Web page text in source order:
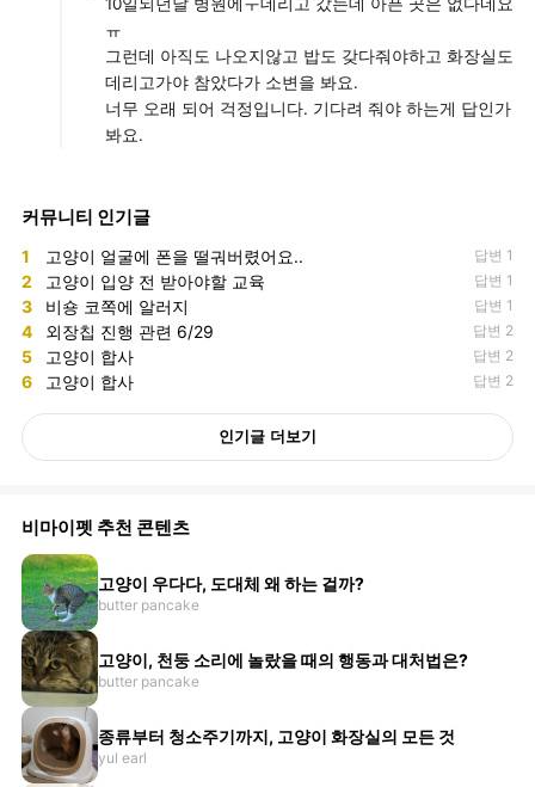
ㅠ
그런데 아직도 나오지않고 밥도 갖다줘야하고 화장실도
데리고가야 참았다가 소변을 봐요.
너무 오래 되어 걱정입니다. 기다려 줘야 하는게 답인가
봐요.
커뮤니티 인기글
1 고양이 얼굴에 폰을 떨궈버렸어요.. 답변 1
2 고양이 입양 전 받아야할 교육 답변 1
3 비숑 코쪽에 알러지 답변 1
4 외장칩 진행 관련 6/29 답변 2
5 고양이 합사 답변 2
6 고양이 합사 답변 2
인기글 더보기
비마이펫 추천 콘텐츠
고양이 우다다, 도대체 왜 하는 걸까?
butter pancake
고양이, 천둥 소리에 놀랐을 때의 행동과 대처법은?
butter pancake
종류부터 청소주기까지, 고양이 화장실의 모든 것
yul earl